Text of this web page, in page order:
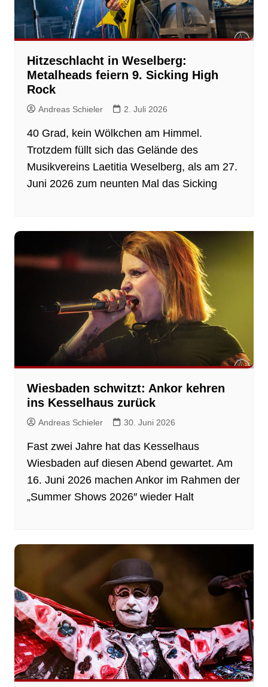
Hitzeschlacht in Weselberg:
Metalheads feiern 9. Sicking High
Rock
Andreas Schieler 2. Juli 2026
40 Grad, kein Wölkchen am Himmel.
Trotzdem füllt sich das Gelände des
Musikvereins Laetitia Weselberg, als am 27.
Juni 2026 zum neunten Mal das Sicking
Wiesbaden schwitzt: Ankor kehren
ins Kesselhaus zurück
Andreas Schieler 30. Juni 2026
Fast zwei Jahre hat das Kesselhaus
Wiesbaden auf diesen Abend gewartet. Am
16. Juni 2026 machen Ankor im Rahmen der
„Summer Shows 2026″ wieder Halt